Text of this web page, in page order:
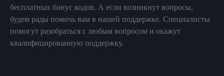
бесплатных бонус кодов. А если возникнут вопросы,
будем рады помочь вам в нашей поддержке. Специалисты
помогут разобраться с любым вопросом и окажут
квалифицированную поддержку.